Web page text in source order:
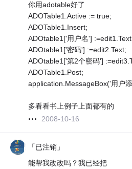
你用adotable好了
ADOTable1.Active := true;
ADOTable1.Insert;
ADOtable1['用户名']
ADOtable1['密码'] :=edit2.Text;
ADOtable1['第2个密码']
ADOTable1.Post;
application.MessageBox('用户
多看看书上例子上面都有的
2008-10-16
「已注销」
能帮我改改吗？我已经把